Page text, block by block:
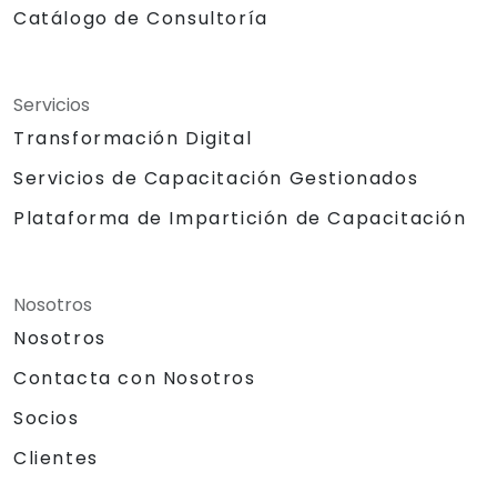
Catálogo de Consultoría
Servicios
Transformación Digital
Servicios de Capacitación Gestionados
Plataforma de Impartición de Capacitación
Nosotros
Nosotros
Contacta con Nosotros
Socios
Clientes